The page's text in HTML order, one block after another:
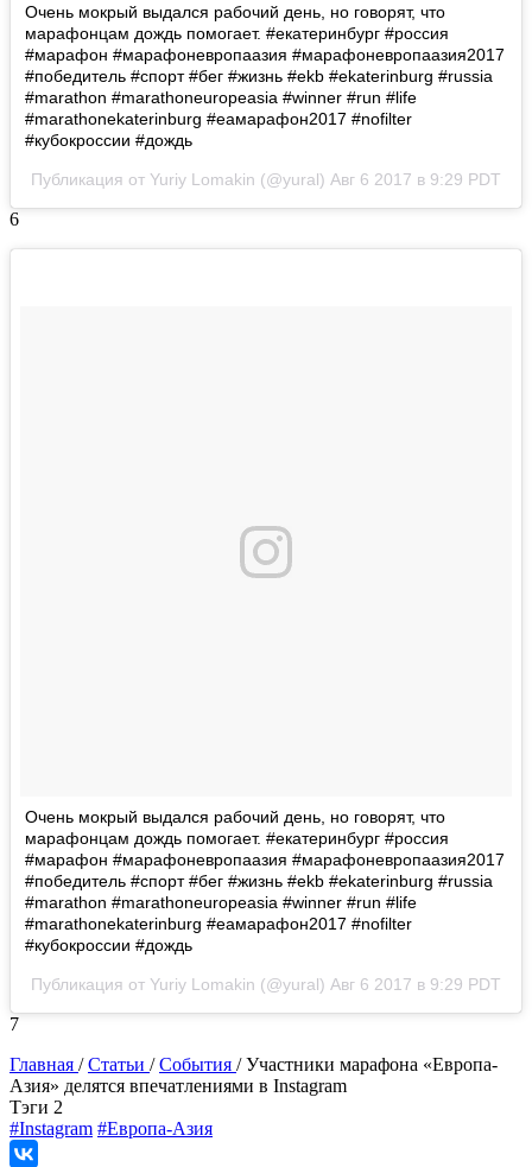
Очень мокрый выдался рабочий день, но говорят, что
марафонцам дождь помогает. #екатеринбург #россия
#марафон #марафоневропаазия #марафоневропаазия2017
#победитель #спорт #бег #жизнь #ekb #ekaterinburg #russia
#marathon #marathoneuropeasia #winner #run #life
#marathonekaterinburg #еамарафон2017 #nofilter
#кубокроссии #дождь
Публикация от Yuriy Lomakin (@yural) Авг 6 2017 в 9:29 PDT
6
Очень мокрый выдался рабочий день, но говорят, что
марафонцам дождь помогает. #екатеринбург #россия
#марафон #марафоневропаазия #марафоневропаазия2017
#победитель #спорт #бег #жизнь #ekb #ekaterinburg #russia
#marathon #marathoneuropeasia #winner #run #life
#marathonekaterinburg #еамарафон2017 #nofilter
#кубокроссии #дождь
Публикация от Yuriy Lomakin (@yural) Авг 6 2017 в 9:29 PDT
7
Главная /Статьи /События /Участники марафона «Европа-
Азия» делятся впечатлениями в Instagram
Tэги 2
#Instagram #Европа-Азия